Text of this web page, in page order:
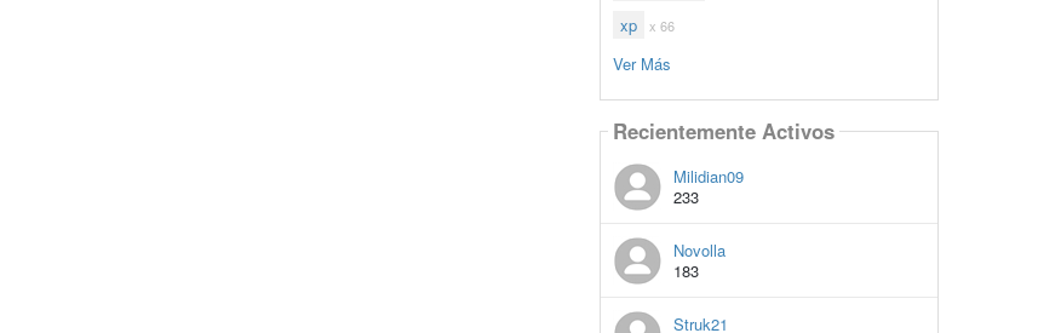
xp x 66
Ver Más
Recientemente Activos
Milidian09
233
Novolla
183
Struk21